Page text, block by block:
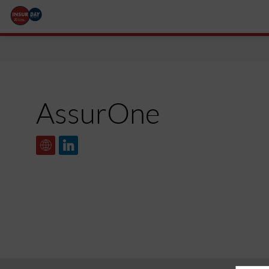
AssurOne